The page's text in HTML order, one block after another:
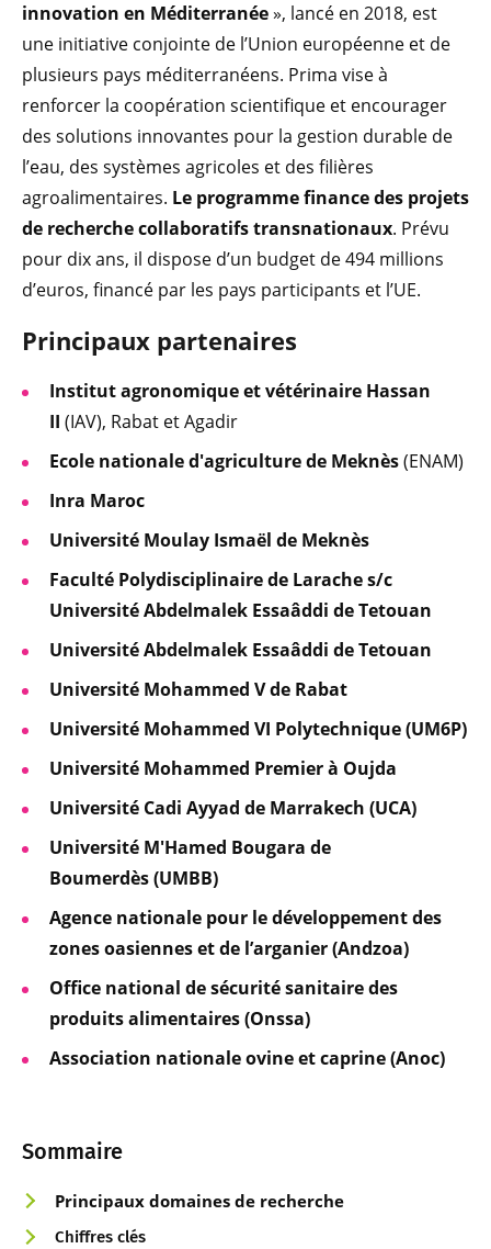
Sommaire
Principaux domaines de recherche
Chiffres clés
innovation en Méditerranée», lancé en 2018, est
une initiative conjointe de l’Union européenne et de
plusieurs pays méditerranéens. Prima vise à
renforcer la coopération scientifique et encourager
des solutions innovantes pour la gestion durable de
l’eau, des systèmes agricoles et des filières
agroalimentaires. Le programme finance des projets
de recherche collaboratifs transnationaux. Prévu
pour dix ans, il dispose d’un budget de 494 millions
d’euros, financé par les pays participants et l’UE.
Principaux partenaires
Institut agronomique et vétérinaire Hassan
II (IAV), Rabat et Agadir
Ecole nationale d'agriculture de Meknès(ENAM)
Inra Maroc
Université Moulay Ismaël de Meknès
Faculté Polydisciplinaire de Larache s/c
Université Abdelmalek Essaâddi de Tetouan
Université Abdelmalek Essaâddi de Tetouan
Université Mohammed V de Rabat
Université Mohammed VI Polytechnique (UM6P)
Université Mohammed Premier à Oujda
Université Cadi Ayyad de Marrakech (UCA)
Université M'Hamed Bougara de
Boumerdès (UMBB)
Agence nationale pour le développement des
zones oasiennes et de l’arganier (Andzoa)
Office national de sécurité sanitaire des
produits alimentaires (Onssa)
Association nationale ovine et caprine (Anoc)